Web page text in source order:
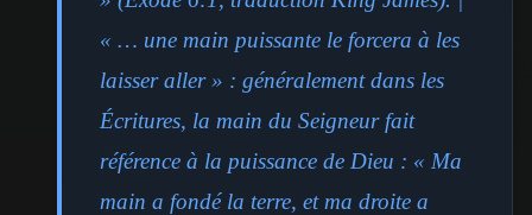
« … une main puissante le forcera à les
laisser aller » : généralement dans les
Écritures, la main du Seigneur fait
référence à la puissance de Dieu : « Ma
main a fondé la terre, et ma droite a